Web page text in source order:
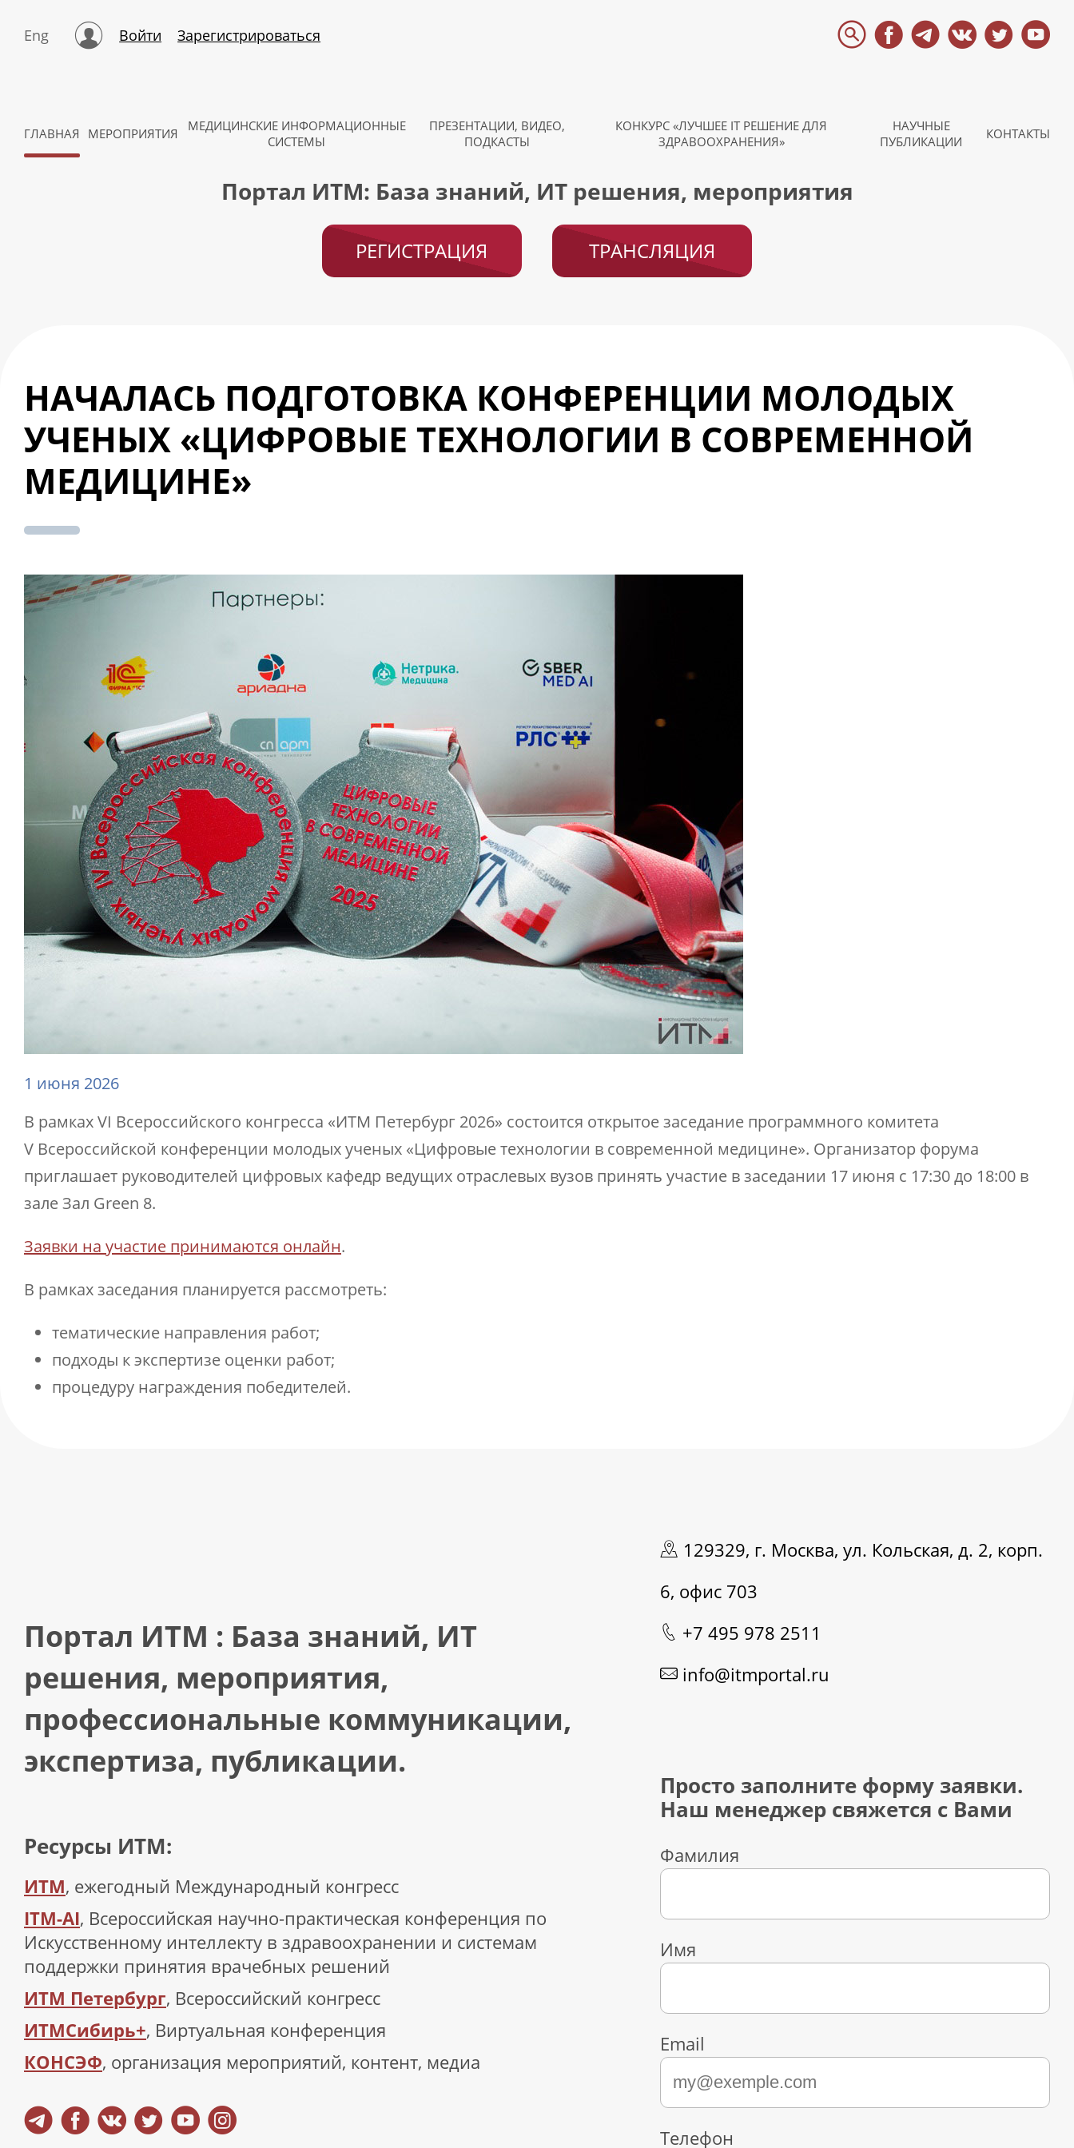
Eng Войти Зарегистрироваться
ГЛАВНАЯ МЕРОПРИЯТИЯ
МЕДИЦИНСКИЕ ИНФОРМАЦИОННЫЕ
СИСТЕМЫ
ПРЕЗЕНТАЦИИ, ВИДЕО,
ПОДКАСТЫ
КОНКУРС «ЛУЧШЕЕ IT РЕШЕНИЕ ДЛЯ
ЗДРАВООХРАНЕНИЯ»
НАУЧНЫЕ
ПУБЛИКАЦИИ
КОНТАКТЫ
Портал ИТМ: База знаний, ИТ решения, мероприятия
РЕГИСТРАЦИЯ ТРАНСЛЯЦИЯ
НАЧАЛАСЬ ПОДГОТОВКА КОНФЕРЕНЦИИ МОЛОДЫХ
УЧЕНЫХ «ЦИФРОВЫЕ ТЕХНОЛОГИИ В СОВРЕМЕННОЙ
МЕДИЦИНЕ»
1 июня 2026
В рамках VI Всероссийского конгресса «ИТМ Петербург 2026» состоится открытое заседание программного комитета
V Всероссийской конференции молодых ученых «Цифровые технологии в современной медицине». Организатор форума
приглашает руководителей цифровых кафедр ведущих отраслевых вузов принять участие в заседании 17 июня с 17:30 до 18:00 в
зале Зал Green 8.
Заявки на участие принимаются онлайн.
В рамках заседания планируется рассмотреть:
тематические направления работ;
подходы к экспертизе оценки работ;
процедуру награждения победителей.
Портал ИТМ : База знаний, ИТ
решения, мероприятия,
профессиональные коммуникации,
экспертиза, публикации.
Ресурсы ИТМ:
ИТМ, ежегодный Международный конгресс
ITM-AI, Всероссийская научно-практическая конференция по
Искусственному интеллекту в здравоохранении и системам
поддержки принятия врачебных решений
ИТМ Петербург, Всероссийский конгресс
ИТМСибирь+, Виртуальная конференция
КОНСЭФ, организация мероприятий, контент, медиа
129329, г. Москва, ул. Кольская, д. 2, корп.
6, офис 703
+7 495 978 2511
info@itmportal.ru
Просто заполните форму заявки.
Наш менеджер свяжется с Вами
Фамилия
Имя
Email
Телефон